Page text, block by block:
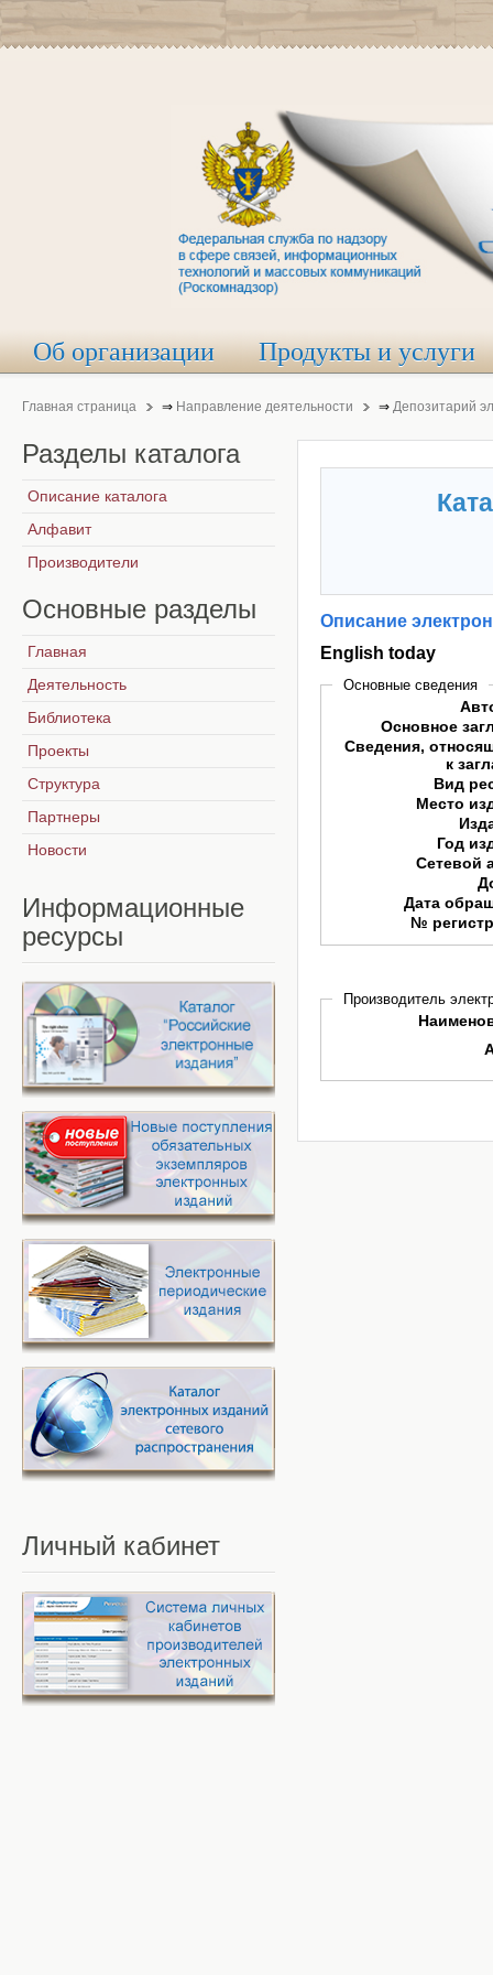
Об организации Продукты и услуги
Главная страница ⇒ Направление деятельности ⇒ Депозитарий
Описание
English today
Основные сведения
Основное
Сведения,
к
Вид
Место
Год
Сетевой
Дата
№
Производитель
Разделы каталога
Описание каталога
Алфавит
Производители
Основные разделы
Главная
Деятельность
Библиотека
Проекты
Структура
Партнеры
Новости
Информационные
ресурсы
Личный кабинет